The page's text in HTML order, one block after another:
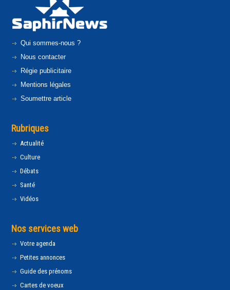
Qui sommes-nous ?
Nous contacter
Régie publicitaire
Mentions légales
Soumettre article
Rubriques
Actualité
Culture
Débats
Santé
Vidéos
Nos services web
Votre agenda
Petites annonces
Guide des prénoms
Cartes de voeux